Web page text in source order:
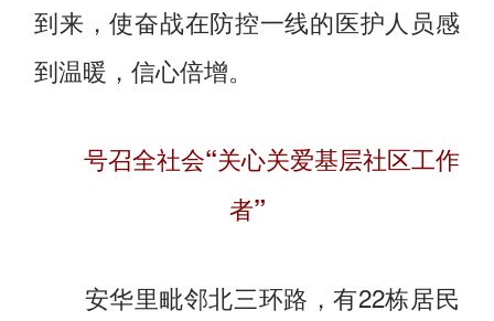
到来，使奋战在防控一线的医护人员感
到温暖，信心倍增。
号召全社会“关心关爱基层社区工作
者”
安华里毗邻北三环路，有22栋居民